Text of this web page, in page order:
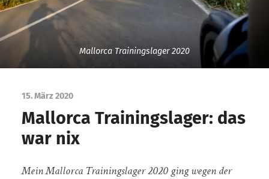
Mallorca Trainingslager 2020
15. März 2020
Mallorca Trainingslager: das
war nix
Mein Mallorca Trainingslager 2020 ging wegen der